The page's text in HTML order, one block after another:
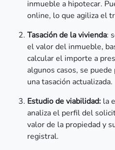
inmueble a hipotecar.
online, lo que agiliza el
Tasación de la vivienda:
el valor del inmueble,
calcular el importe a
algunos casos, se
una tasación actualizada.
Estudio de viabilidad: la
analiza el perfil del
valor de la propiedad y
registral.